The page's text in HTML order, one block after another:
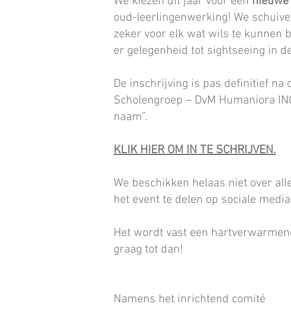
oud-leerlingenwerking! We
zeker voor elk wat wils te kunnen
er gelegenheid tot sightseeing in
De inschrijving is pas definitief na
Scholengroep – DvM Humaniora
naam”.
KLIK HIER OM IN TE SCHRIJVEN.
We beschikken helaas niet over
het event te delen op sociale
Het wordt vast een
graag tot dan!
Namens het inrichtend comité